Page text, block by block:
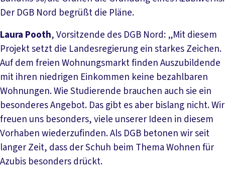
Der DGB Nord begrüßt die Pläne.
Laura Pooth, Vorsitzende des DGB Nord: „Mit diesem
Projekt setzt die Landesregierung ein starkes Zeichen.
Auf dem freien Wohnungsmarkt finden Auszubildende
mit ihren niedrigen Einkommen keine bezahlbaren
Wohnungen. Wie Studierende brauchen auch sie ein
besonderes Angebot. Das gibt es aber bislang nicht. Wir
freuen uns besonders, viele unserer Ideen in diesem
Vorhaben wiederzufinden. Als DGB betonen wir seit
langer Zeit, dass der Schuh beim Thema Wohnen für
Azubis besonders drückt.